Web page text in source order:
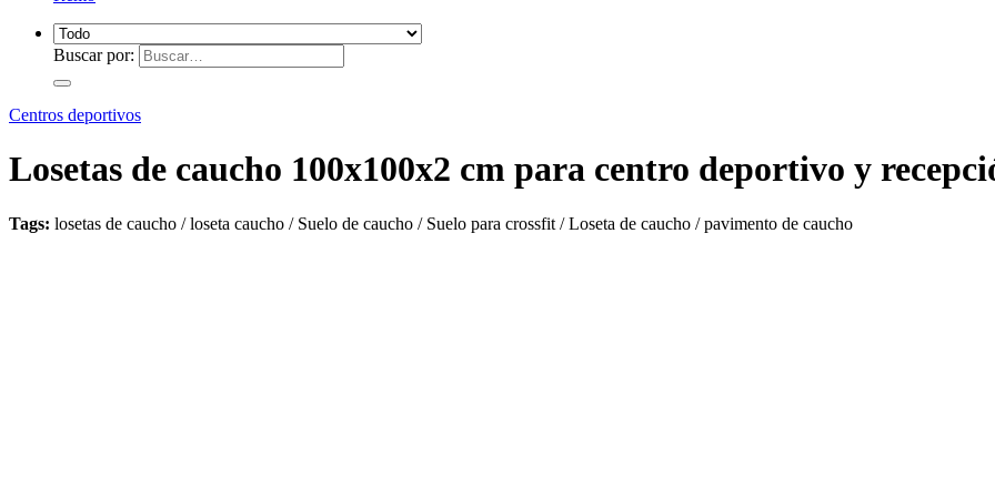
Buscar por:
Centros deportivos
Losetas de caucho 100x100x2 cm para centro deportivo y
Tags: losetas de caucho / loseta caucho / Suelo de caucho / Suelo para crossfit / Loseta de caucho / pavimento de caucho